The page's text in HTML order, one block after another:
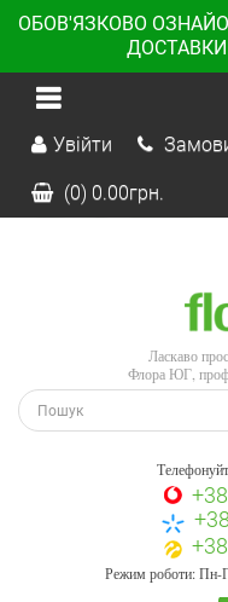
ОБОВ'ЯЗКОВО
ДОСТАВКИ
Увійти
(0) 0.00грн.
Ласкаво
Флора ЮГ,
Режим роботи: Пн-